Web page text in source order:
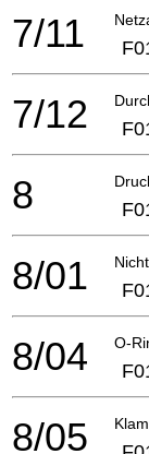
7/11
7/12
8
8/01
O-
8/04
8/05